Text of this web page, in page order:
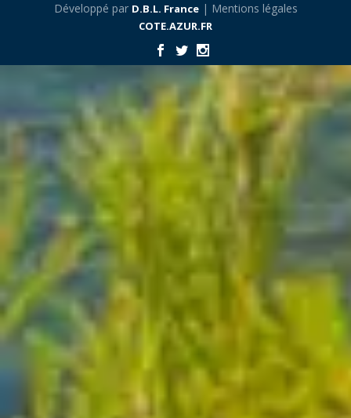
Développé par D.B.L. France| Mentions légales
COTE.AZUR.FR